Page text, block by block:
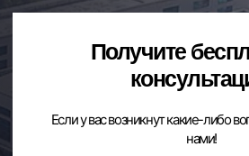
Получите
Если у вас возникнут какие-либо
нами!